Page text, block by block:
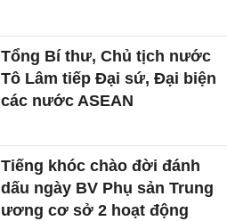
Tổng Bí thư, Chủ tịch nước
Tô Lâm tiếp Đại sứ, Đại biện
các nước ASEAN
Tiếng khóc chào đời đánh
dấu ngày BV Phụ sản Trung
ương cơ sở 2 hoạt động